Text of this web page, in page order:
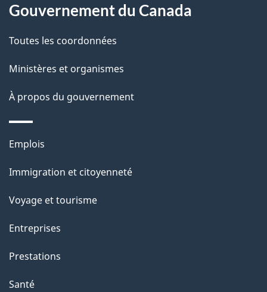
i
l
s
d
e
l
a
p
a
g
e
propos
de
ce
site
Gouvernement du Canada
Toutes les coordonnées
Ministères et organismes
À propos du gouvernement
Thèmes
sujets
Emplois
Immigration et citoyenneté
Voyage et tourisme
Entreprises
Prestations
Santé